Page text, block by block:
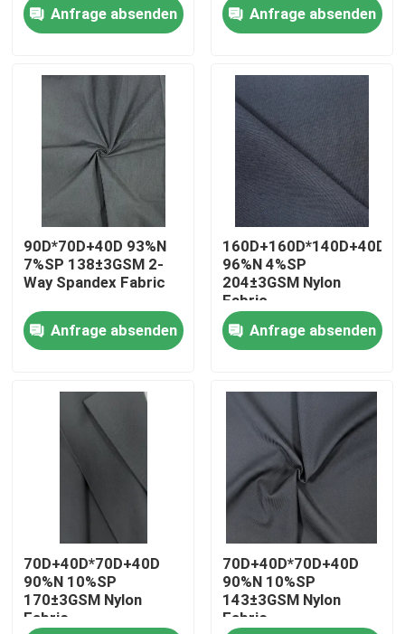
Startseite
Produkte
Über uns
Fabrik Tour
Qualitätskontrolle
Kontakt
Polyester-Gedächtnis-Gewebe
Polyester-Taft-Gewebe
Anfrage absenden Anfrage absenden
90D*70D+40D 93%N
7%SP 138±3GSM 2-
Way Spandex Fabric
Anfrage absenden
96%N 4%SP
204±3GSM Nylon
Fabric
Anfrage absenden
70D+40D*70D+40D
90%N 10%SP
170±3GSM Nylon
Fabric
70D+40D*70D+40D
90%N 10%SP
143±3GSM Nylon
Fabric